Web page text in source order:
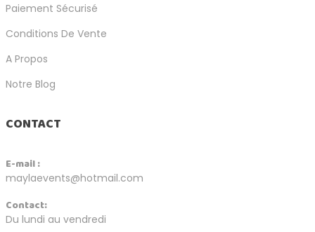
Paiement Sécurisé
Conditions De Vente
A Propos
Notre Blog
CONTACT
E-mail :
maylaevents@hotmail.com
Contact:
Du lundi au vendredi